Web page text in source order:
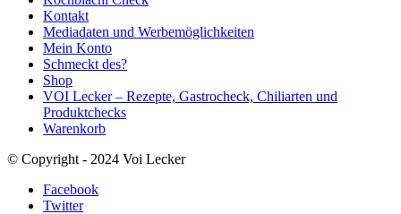
Kontakt
Mediadaten und Werbemöglichkeiten
Mein Konto
Schmeckt des?
Shop
VOI Lecker – Rezepte, Gastrocheck, Chiliarten und
Produktchecks
Warenkorb
© Copyright - 2024 Voi Lecker
Facebook
Twitter